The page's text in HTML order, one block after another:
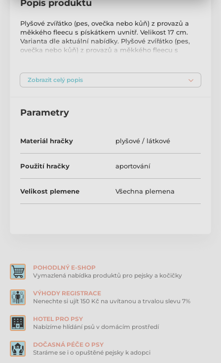
Popis produktu
Plyšové zvířátko (pes, ovečka nebo kůň) z provazů a
měkkého fleecu s pískátkem uvnitř. Velikost 17 cm.
Varianta dle aktuální nabídky. Plyšové zvířátko (pes,
ovečka nebo kůň) z provazů a měkkého fleecu s
vlny a umělého semiše, která je ideální jak k
pořádnému přitulení, tak ke hře. Každý pes potřebuje
Hračka má uvnitř pískátko pro zaujmutí pozornosti a
Produkt je zařazen v kategoriích
Plyšové hračky pro psy
Zobrazit celý popis
Parametry
Materiál hračky plyšové / látkové
Použití hračky aportování
Velikost plemene Všechna plemena
POHODLNÝ E-SHOP
Vymazlená nabídka produktů pro pejsky a kočičky
VÝHODY REGISTRACE
Nenechte si ujít 150 Kč na uvítanou a trvalou slevu 7%
HOTEL PRO PSY
Nabízíme hlídání psů v domácím prostředí
DOČASNÁ PÉČE O PSY
Staráme se i o opuštěné pejsky k adopci